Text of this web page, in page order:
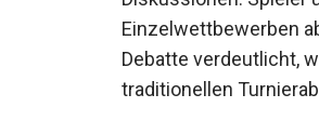
Kurz vor dem Start
Diskussionen. Spieler
Einzelwettbewerben